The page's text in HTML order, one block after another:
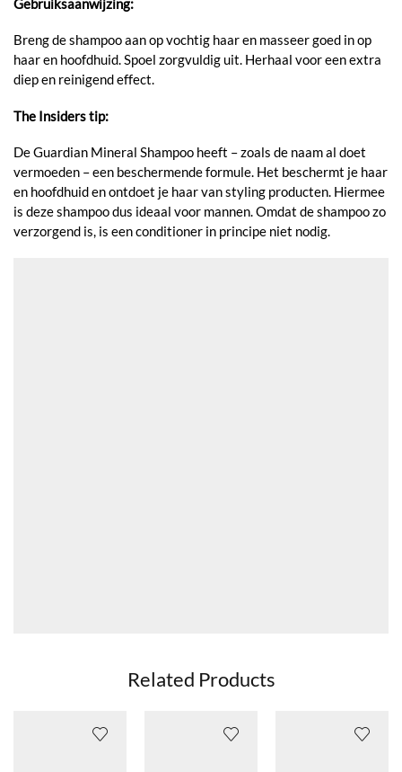
Breng de shampoo aan op vochtig haar en masseer goed in op
haar en hoofdhuid. Spoel zorgvuldig uit. Herhaal voor een extra
diep en reinigend effect.
The Insiders tip:
De Guardian Mineral Shampoo heeft – zoals de naam al doet
vermoeden – een beschermende formule. Het beschermt je haar
en hoofdhuid en ontdoet je haar van styling producten. Hiermee
is deze shampoo dus ideaal voor mannen. Omdat de shampoo zo
verzorgend is, is een conditioner in principe niet nodig.
Related Products